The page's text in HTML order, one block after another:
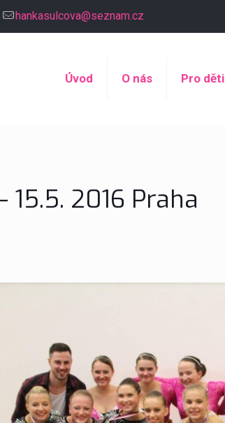
hankasulcova@seznam.cz
Úvod O nás Pro děti
15.5. 2016 Praha